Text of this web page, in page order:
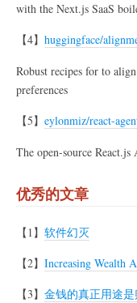
with the Next.js SaaS
【4】 huggingface/
Robust recipes for to
preferences
【5】 eylonmiz/react-
The open-source
优秀的文章
【1】 软件幻灭
【2】 Increasing Wealth
【3】 金钱的真正用途是